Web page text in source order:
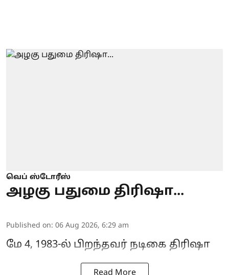
வெப் ஸ்டோரீஸ்
அழகு பதுமை திரிஷா...
Published on: 06 Aug 2026, 6:29 am
மே 4, 1983-ல் பிறந்தவர் நடிகை திரிஷா
Read More